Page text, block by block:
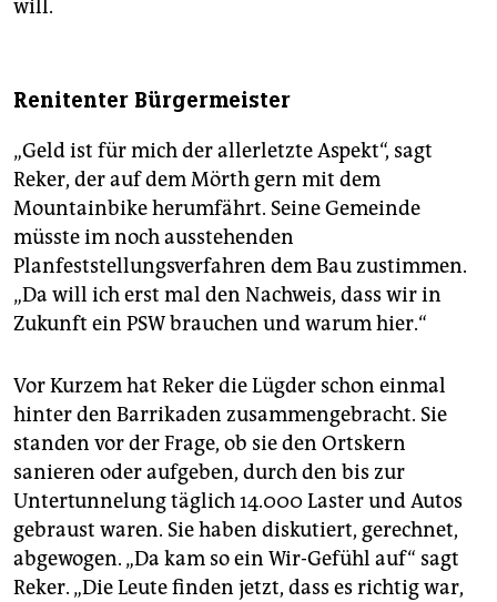
will.
Renitenter Bürgermeister
„Geld ist für mich der allerletzte Aspekt“, sagt
Reker, der auf dem Mörth gern mit dem
Mountainbike herumfährt. Seine Gemeinde
müsste im noch ausstehenden
Planfeststellungsverfahren dem Bau zustimmen.
„Da will ich erst mal den Nachweis, dass wir in
Zukunft ein PSW brauchen und warum hier.“
Vor Kurzem hat Reker die Lügder schon einmal
hinter den Barrikaden zusammengebracht. Sie
standen vor der Frage, ob sie den Ortskern
sanieren oder aufgeben, durch den bis zur
Untertunnelung täglich 14.000 Laster und Autos
gebraust waren. Sie haben diskutiert, gerechnet,
abgewogen. „Da kam so ein Wir-Gefühl auf“ sagt
Reker. „Die Leute finden jetzt, dass es richtig war,